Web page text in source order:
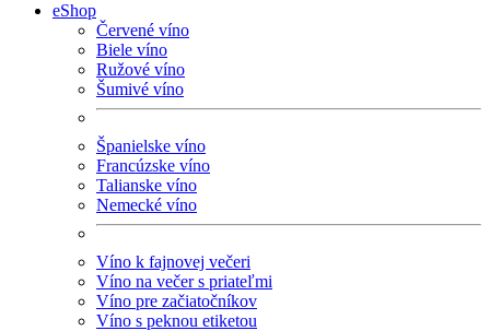
eShop
Červené víno
Biele víno
Ružové víno
Šumivé víno
Španielske víno
Francúzske víno
Talianske víno
Nemecké víno
Víno k fajnovej večeri
Víno na večer s priateľmi
Víno pre začiatočníkov
Víno s peknou etiketou